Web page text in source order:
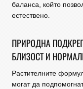
баланса, който
естествено.
ПРИРОДНА
БЛИЗОСТ И
Растителните
могат да